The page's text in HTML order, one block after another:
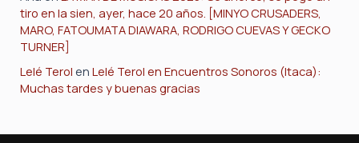
tiro en la sien, ayer, hace 20 años. [MINYO CRUSADERS,
MARO, FATOUMATA DIAWARA, RODRIGO CUEVAS Y GECKO
TURNER]
Lelé Terol enLelé Terol en Encuentros Sonoros (Itaca):
Muchas tardes y buenas gracias